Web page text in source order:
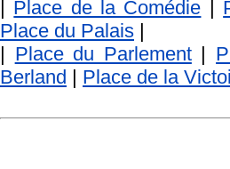
| Place de la Comédie |
Place du Palais |
| Place du Parlement|
Berland | Place de la